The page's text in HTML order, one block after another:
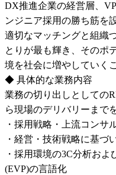
DX推進企業の経営層、
ンジニア採用の勝ち筋を
適切なマッチングと組織
とりが最も輝き、そのポ
境を社会に増やしていく
◆ 具体的な業務内容
業務の切り出しとしての
ら現場のデリバリーまで
・採用戦略・上流コンサ
・経営・技術戦略に基づ
・採用環境の3C分析お
(EVP)の言語化